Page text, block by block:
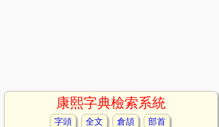
康熙字典檢索系統
字頭 全文 倉頡
部首